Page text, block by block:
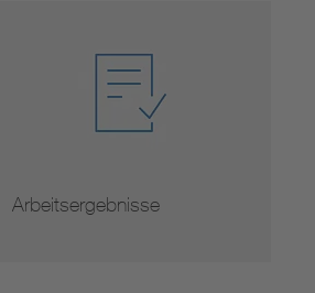
Arbeitsergebnisse